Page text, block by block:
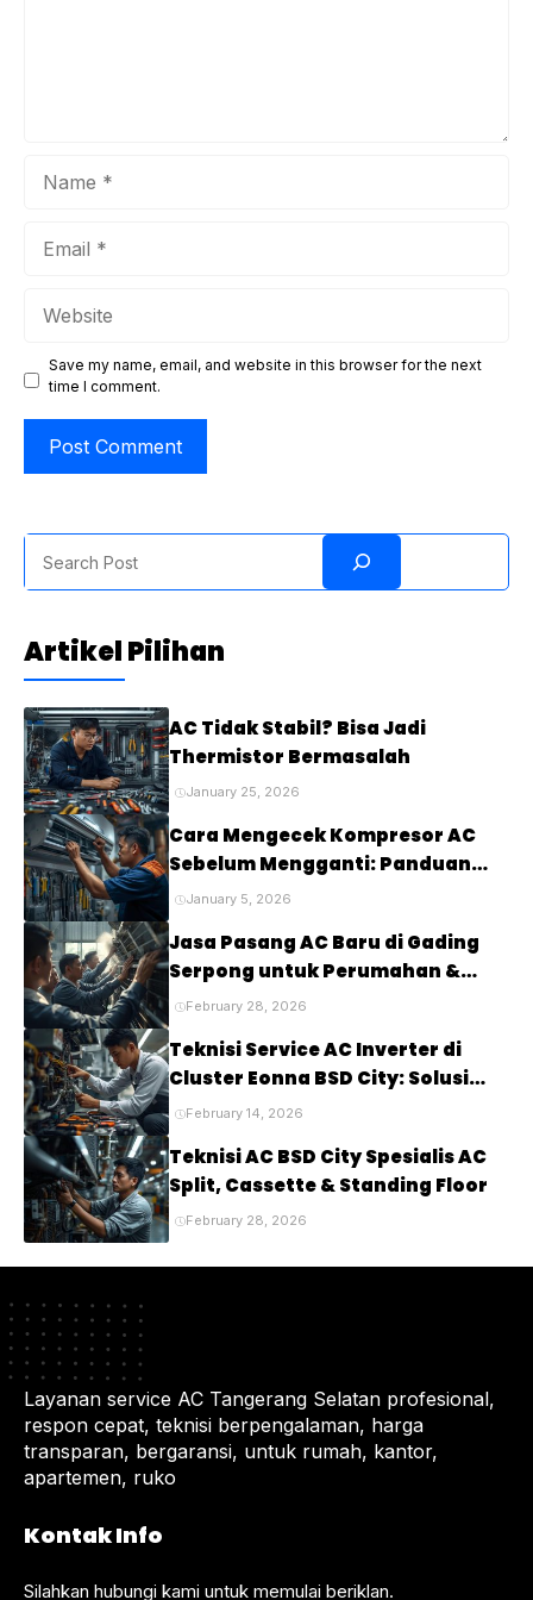
Save my name, email, and website in this browser for the next
time I comment.
Artikel Pilihan
AC Tidak Stabil? Bisa Jadi
Thermistor Bermasalah
January 25, 2026
Cara Mengecek Kompresor AC
Sebelum Mengganti: Panduan
Lengkap untuk Mendiagnosis
Anda
January 5, 2026
Jasa Pasang AC Baru di Gading
Serpong untuk Perumahan &
Cluster Elite
February 28, 2026
Teknisi Service AC Inverter di
Cluster Eonna BSD City: Solusi
Tepat untuk Kenyamanan Rumah
February 14, 2026
Teknisi AC BSD City Spesialis AC
Split, Cassette & Standing Floor
February 28, 2026
Layanan service AC Tangerang Selatan profesional,
respon cepat, teknisi berpengalaman, harga
transparan, bergaransi, untuk rumah, kantor,
apartemen, ruko
Kontak Info
Silahkan hubungi kami untuk memulai beriklan.